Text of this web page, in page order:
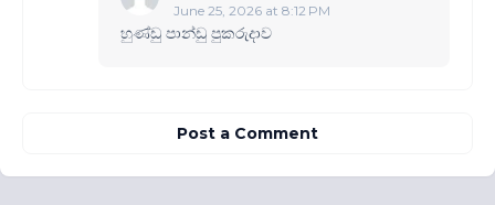
June 25, 2026 at 8:12 PM
හුණ්ඩු පාන්ඩු පුකරුදාව
Post a Comment